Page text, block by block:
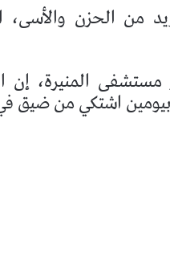
من الحزن
المنيرة، إن
اشتكي من ضيق